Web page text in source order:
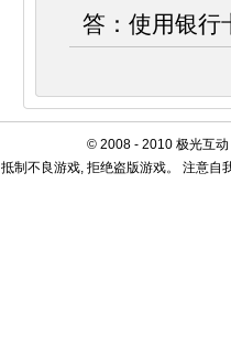
答：使用银行
© 2008 - 2010 极光互
抵制不良游戏, 拒绝盗版游戏。 注意自